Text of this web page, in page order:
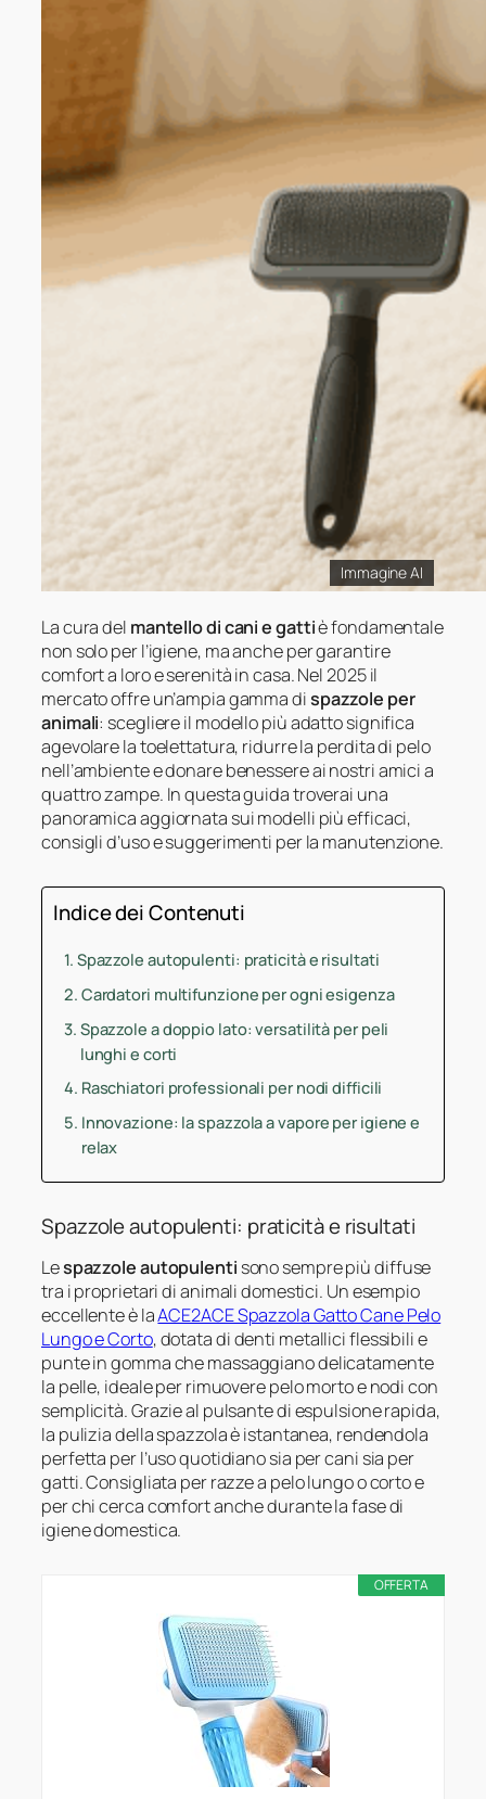
Immagine AI
La cura del mantello di cani e gattiè fondamentale
non solo per l’igiene, ma anche per garantire
comfort a loro e serenità in casa. Nel 2025 il
mercato offre un’ampia gamma dispazzole per
animali: scegliere il modello più adatto significa
agevolare la toelettatura, ridurre la perdita di pelo
nell’ambiente e donare benessere ai nostri amici a
quattro zampe. In questa guida troverai una
panoramica aggiornata sui modelli più efficaci,
consigli d’uso e suggerimenti per la manutenzione.
Indice dei Contenuti
Spazzole autopulenti: praticità e risultati
Cardatori multifunzione per ogni esigenza
Spazzole a doppio lato: versatilità per peli
lunghi e corti
Raschiatori professionali per nodi difficili
Innovazione: la spazzola a vapore per igiene e
relax
Spazzole autopulenti: praticità e risultati
Lespazzole autopulenti sono sempre più diffuse
tra i proprietari di animali domestici. Un esempio
eccellente è laACE2ACE Spazzola Gatto Cane Pelo
Lungo e Corto, dotata di denti metallici flessibili e
punte in gomma che massaggiano delicatamente
la pelle, ideale per rimuovere pelo morto e nodi con
semplicità. Grazie al pulsante di espulsione rapida,
la pulizia della spazzola è istantanea, rendendola
perfetta per l’uso quotidiano sia per cani sia per
gatti. Consigliata per razze a pelo lungo o corto e
per chi cerca comfort anche durante la fase di
igiene domestica.
OFFERTA